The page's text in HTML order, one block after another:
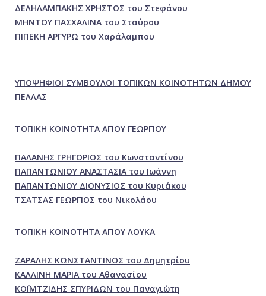
ΔΕΛΗΛΑΜΠΑΚΗΣ ΧΡΗΣΤΟΣ του Στεφάνου
ΜΗΝΤΟΥ ΠΑΣΧΑΛΙΝΑ του Σταύρου
ΠΙΠΕΚΗ ΑΡΓΥΡΩ του Χαράλαμπου
ΥΠΟΨΗΦΙΟΙ ΣΥΜΒΟΥΛΟΙ ΤΟΠΙΚΩΝ ΚΟΙΝΟΤΗΤΩΝ ΔΗΜΟΥ
ΠΕΛΛΑΣ
ΤΟΠΙΚΗ ΚΟΙΝΟΤΗΤΑ ΑΓΙΟΥ ΓΕΩΡΓΙΟΥ
ΠΑΛΑΝΗΣ ΓΡΗΓΟΡΙΟΣ του Κωνσταντίνου
ΠΑΠΑΝΤΩΝΙΟΥ ΑΝΑΣΤΑΣΙΑ του Ιωάννη
ΠΑΠΑΝΤΩΝΙΟΥ ΔΙΟΝΥΣΙΟΣ του Κυριάκου
ΤΣΑΤΣΑΣ ΓΕΩΡΓΙΟΣ του Νικολάου
ΤΟΠΙΚΗ ΚΟΙΝΟΤΗΤΑ ΑΓΙΟΥ ΛΟΥΚΑ
ΖΑΡΑΛΗΣ ΚΩΝΣΤΑΝΤΙΝΟΣ του Δημητρίου
ΚΑΛΛΙΝΗ ΜΑΡΙΑ του Αθανασίου
ΚΟΪΜΤΖΙΔΗΣ ΣΠΥΡΙΔΩΝ του Παναγιώτη